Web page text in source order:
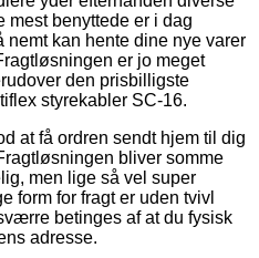
mest benyttede er i dag
nemt kan hente dine nye varer
er jo meget
den prisbilligste
styrekabler SC-16.
at få ordren sendt hjem til dig
bliver somme
men lige så vel super
form for fragt er uden tvivl
betinges af at du fysisk
adresse.